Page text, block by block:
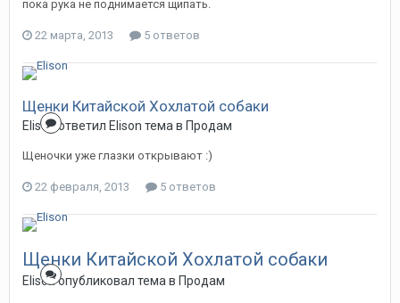
пока рука не поднимается щипать.
22 марта, 2013 5 ответов
Щенки Китайской Хохлатой собаки
Elisonответил Elison тема в Продам
Щеночки уже глазки открывают :)
22 февраля, 2013 5 ответов
Щенки Китайской Хохлатой собаки
Elisonопубликовал тема в Продам